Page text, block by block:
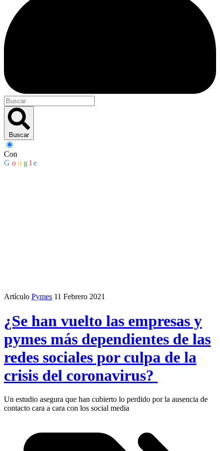
Buscar
Con
G o o g l e
Artículo Pymes 11 Febrero 2021
¿Se han vuelto las empresas y
pymes más dependientes de las
redes sociales por culpa de la
crisis del coronavirus?
Un estudio asegura que han cubierto lo perdido por la ausencia de
contacto cara a cara con los social media